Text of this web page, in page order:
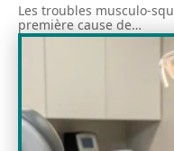
Les troubles musculo-
première cause de…